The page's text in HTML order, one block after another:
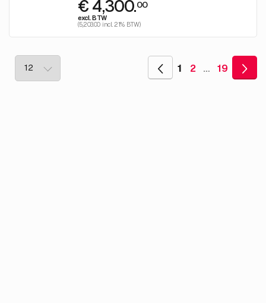
€ 4,300.00
excl. BTW
(5,203.00 incl. 21% BTW)
1 2 … 19